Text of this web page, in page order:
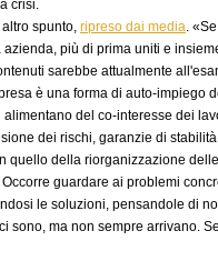
crisi.
spunto, ripreso dai media.
più di prima uniti e
sarebbe attualmente
è una forma di auto-impiego
del co-interesse dei
dei rischi, garanzie di
quello della riorganizzazione
guardare ai problemi
le soluzioni, pensandole di
sono, ma non sempre arrivano.